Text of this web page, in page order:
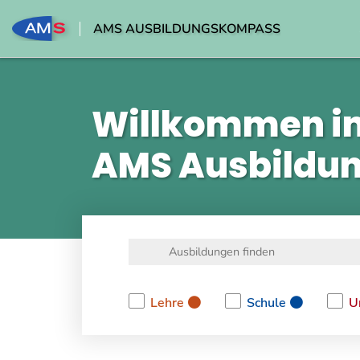
AMS AUSBILDUNGSKOMPASS
Willkommen
AMS
Lehre
Schule